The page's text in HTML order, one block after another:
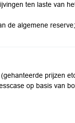
ten laste van
de algemene reserve;
prijzen
op basis van